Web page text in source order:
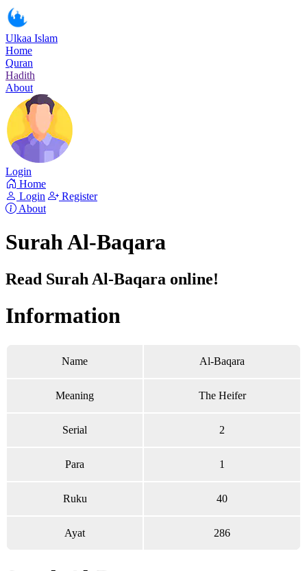
Ulkaa Islam
Home
Quran
Hadith
About
Login
Home
Login
Register
About
Surah Al-Baqara
Read Surah Al-Baqara online!
Information
Name Al-Baqara
Meaning The Heifer
Serial 2
Para 1
Ruku 40
Ayat 286